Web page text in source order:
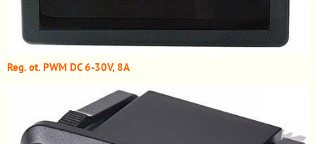
Reg. ot. PWM DC 6-30V, 8A